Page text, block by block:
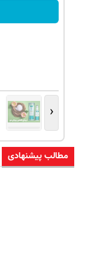
‹
مطالب پیشنهادی